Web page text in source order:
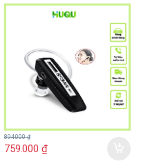
759.000 ₫
894.000₫